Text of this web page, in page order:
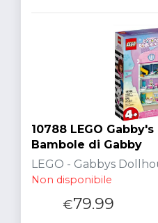
10788 LEGO
Bambole di Gabby
LEGO - Gabbys
Non disponibile
€79.99